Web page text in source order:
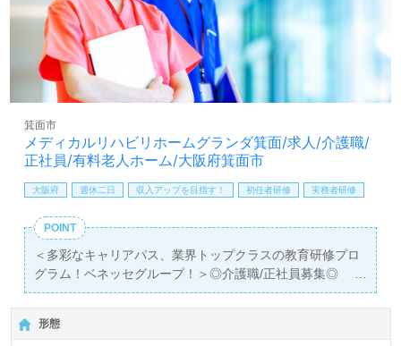
全国の求人ご紹介！医療/福祉業界の正社員/パート求人探
しは【ウィルオブ介護】＊求人情報収集、将来的に検討の
方も遠慮なく＊
LINE、メール、お電話などご希望に応じてお問い合わせ/ご
相談可能です。転職相談、求人紹介、年収交渉など完全無
あり！＞"転職支援"のプロと一緒に転職活動！お問い合わ
せお待ちしております。
メディカルリハビリホームグランダ箕面/求人/介護職/
正社員/有料老人ホーム/大阪府箕面市
箕面市
大阪府 週休二日 収入アップを目指す！ 初任者研修 実務者研修
POINT
＜多彩なキャリアパス、業界トップクラスの教育研修プロ
グラム！ベネッセグループ！＞◎介護職/正社員募集◎
【月給216,000円～265,000/賞与2回】＊初任者研修以上有
資格者向け求人＊『牧落駅』徒歩17分。お車通勤可能で
す。
形態